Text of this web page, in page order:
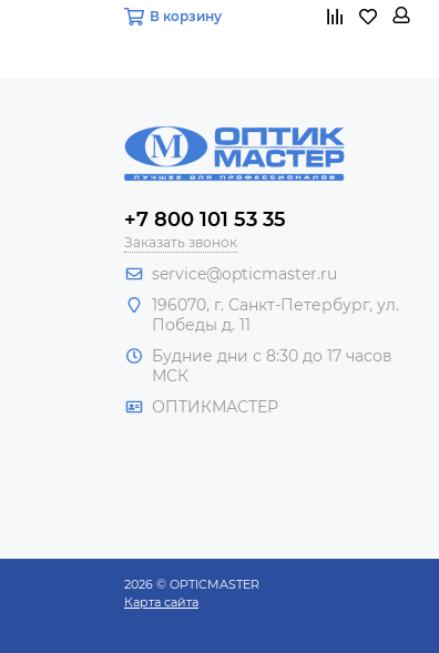
В корзину
+7 800 101 53 35
Заказать звонок
service@opticmaster.ru
196070, г. Санкт-Петербург, ул.
Победы д. 11
Будние дни с 8:30 до 17 часов
МСК
ОПТИКМАСТЕР
2026 © OPTICMASTER
Карта сайта